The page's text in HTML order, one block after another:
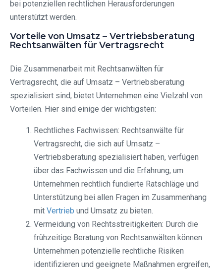
bei potenziellen rechtlichen Herausforderungen
unterstützt werden.
Vorteile von Umsatz – Vertriebsberatung
Rechtsanwälten für Vertragsrecht
Die Zusammenarbeit mit Rechtsanwälten für
Vertragsrecht, die auf Umsatz – Vertriebsberatung
spezialisiert sind, bietet Unternehmen eine Vielzahl von
Vorteilen. Hier sind einige der wichtigsten:
Rechtliches Fachwissen: Rechtsanwälte für
Vertragsrecht, die sich auf Umsatz –
Vertriebsberatung spezialisiert haben, verfügen
über das Fachwissen und die Erfahrung, um
Unternehmen rechtlich fundierte Ratschläge und
Unterstützung bei allen Fragen im Zusammenhang
mit Vertrieb und Umsatz zu bieten.
Vermeidung von Rechtsstreitigkeiten: Durch die
frühzeitige Beratung von Rechtsanwälten können
Unternehmen potenzielle rechtliche Risiken
identifizieren und geeignete Maßnahmen ergreifen,